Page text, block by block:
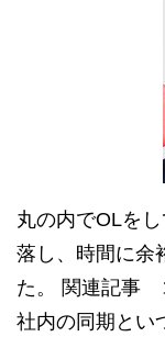
丸の内でOLを
落し、時間に余
た。 関連記事
社内の同期とい